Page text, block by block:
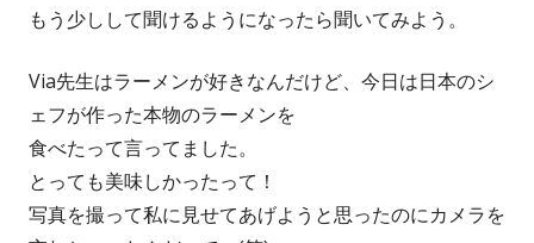
もう少しして聞けるようになったら聞いてみよう。
Via先生はラーメンが好きなんだけど、今日は日本のシ
ェフが作った本物のラーメンを
食べたって言ってました。
とっても美味しかったって！
写真を撮って私に見せてあげようと思ったのにカメラを